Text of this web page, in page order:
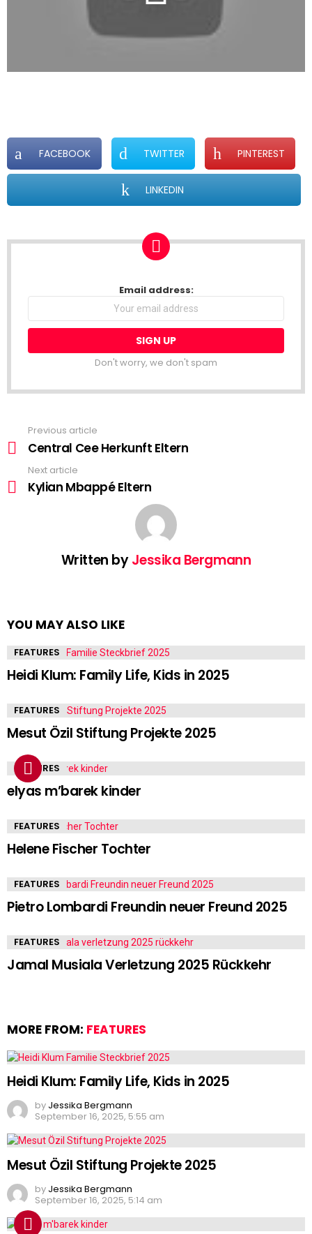
FACEBOOK TWITTER PINTEREST
LINKEDIN
NEWSLETTER Email address:
Don't worry, we don't spam
more
Previous article
Central Cee Herkunft Eltern
Next article
Kylian Mbappé Eltern
Written byJessika Bergmann
YOU MAY ALSO LIKE
FEATURES
Heidi Klum: Family Life, Kids in 2025
FEATURES
Mesut Özil Stiftung Projekte 2025
FEATURES
elyas m’barek kinder
FEATURES
Helene Fischer Tochter
FEATURES
Pietro Lombardi Freundin neuer Freund 2025
FEATURES
Jamal Musiala Verletzung 2025 Rückkehr
MORE FROM: FEATURES
Heidi Klum: Family Life, Kids in 2025
by Jessika Bergmann
September 16, 2025, 5:55 am
Mesut Özil Stiftung Projekte 2025
by Jessika Bergmann
September 16, 2025, 5:14 am